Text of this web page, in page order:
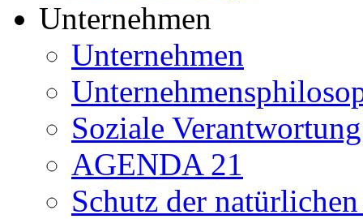
Unternehmen
Unternehmen
Soziale
AGENDA 21
Schutz der